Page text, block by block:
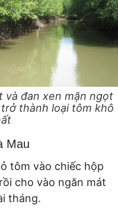
và đan xen mặn ngọt
thành loại tôm khô
Mau
tôm vào chiếc hộp
cho vào ngăn mát
tháng.